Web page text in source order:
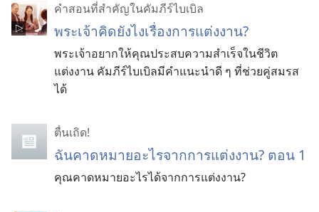
คำสอนที่สำคัญในคัมภีร์ไบเบิล
พระเจ้า​คิด​ยังไง​เรื่อง​การ​แต่งงาน?
พระเจ้า​อยาก​ให้​คุณ​ประสบ​ความ​สำเร็จ​ใน​ชีวิต​
แต่งงาน คัมภีร์​ไบเบิล​มี​คำ​แนะ​นำ​ดี​ ๆ ​ที่​ช่วย​คู่​สมรส​
ได้
ตื่นเถิด!
ฉันคาดหมายอะไรจากการแต่งงาน? ตอน 1
คุณคาดหมายอะไรได้จากการแต่งงาน?